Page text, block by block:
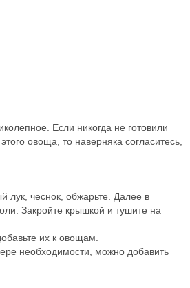
Если никогда не готовили
овоща, то наверняка согласитесь,
лук, чеснок, обжарьте. Далее в
Закройте крышкой и тушите на
их к овощам.
необходимости, можно добавить